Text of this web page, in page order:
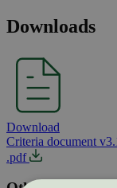
Downloads
Download
Criteria document
.pdf